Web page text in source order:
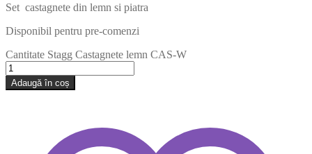
Set castagnete din lemn si piatra
Disponibil pentru pre-comenzi
Cantitate Stagg Castagnete lemn CAS-W
Adaugă în coș